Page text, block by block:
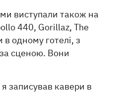
виступали також на
440, Gorillaz, The
одному готелі, з
сценою. Вони
записував кавери в